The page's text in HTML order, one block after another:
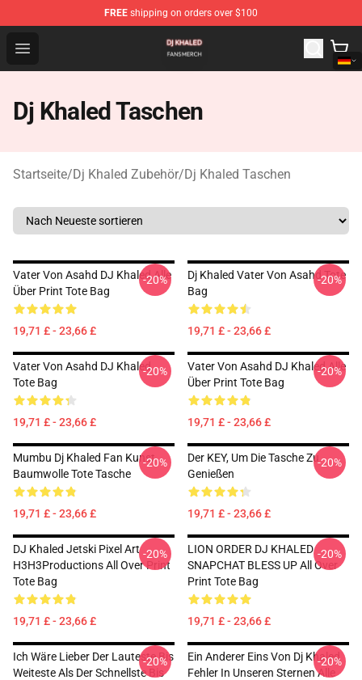
FREE shipping on orders over $100
Open menu
Dj Khaled Shop - Official Dj Khaled Merchandise Store
Dj Khaled Taschen
Startseite/Dj Khaled Zubehör/Dj Khaled Taschen
Vater Von Asahd DJ Khaled Alle
Über Print Tote Bag
19,71 £ - 23,66 £
-20%
Dj Khaled Vater Von Asahd Tote
Bag
19,71 £ - 23,66 £
-20%
Vater Von Asahd DJ Khaled
Tote Bag
19,71 £ - 23,66 £
-20%
Vater Von Asahd DJ Khaled Alle
Über Print Tote Bag
19,71 £ - 23,66 £
-20%
Mumbu Dj Khaled Fan Kunst
Baumwolle Tote Tasche
19,71 £ - 23,66 £
-20%
Der KEY, Um Die Tasche Zu
Genießen
19,71 £ - 23,66 £
-20%
DJ Khaled Jetski Pixel Art
H3H3Productions All Over Print
Tote Bag
19,71 £ - 23,66 £
-20%
LION ORDER DJ KHALED
SNAPCHAT BLESS UP All Over
Print Tote Bag
19,71 £ - 23,66 £
-20%
Ich Wäre Lieber Der Lauteste Bis
Weiteste Als Der Schnellste Bis
-20%
Ein Anderer Eins Von Dj Khaled
Fehler In Unseren Sternen Alle
-20%